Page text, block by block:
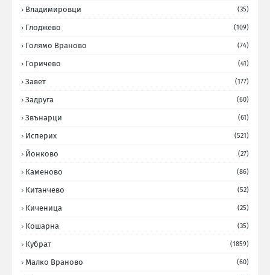
Владимировци (35)
Глоджево (109)
Голямо Враново (74)
Горичево (41)
Завет (177)
Задруга (60)
Звънарци (61)
Исперих (521)
Йонково (27)
Каменово (86)
Китанчево (52)
Киченица (25)
Кошарна (35)
Кубрат (1859)
Малко Враново (60)